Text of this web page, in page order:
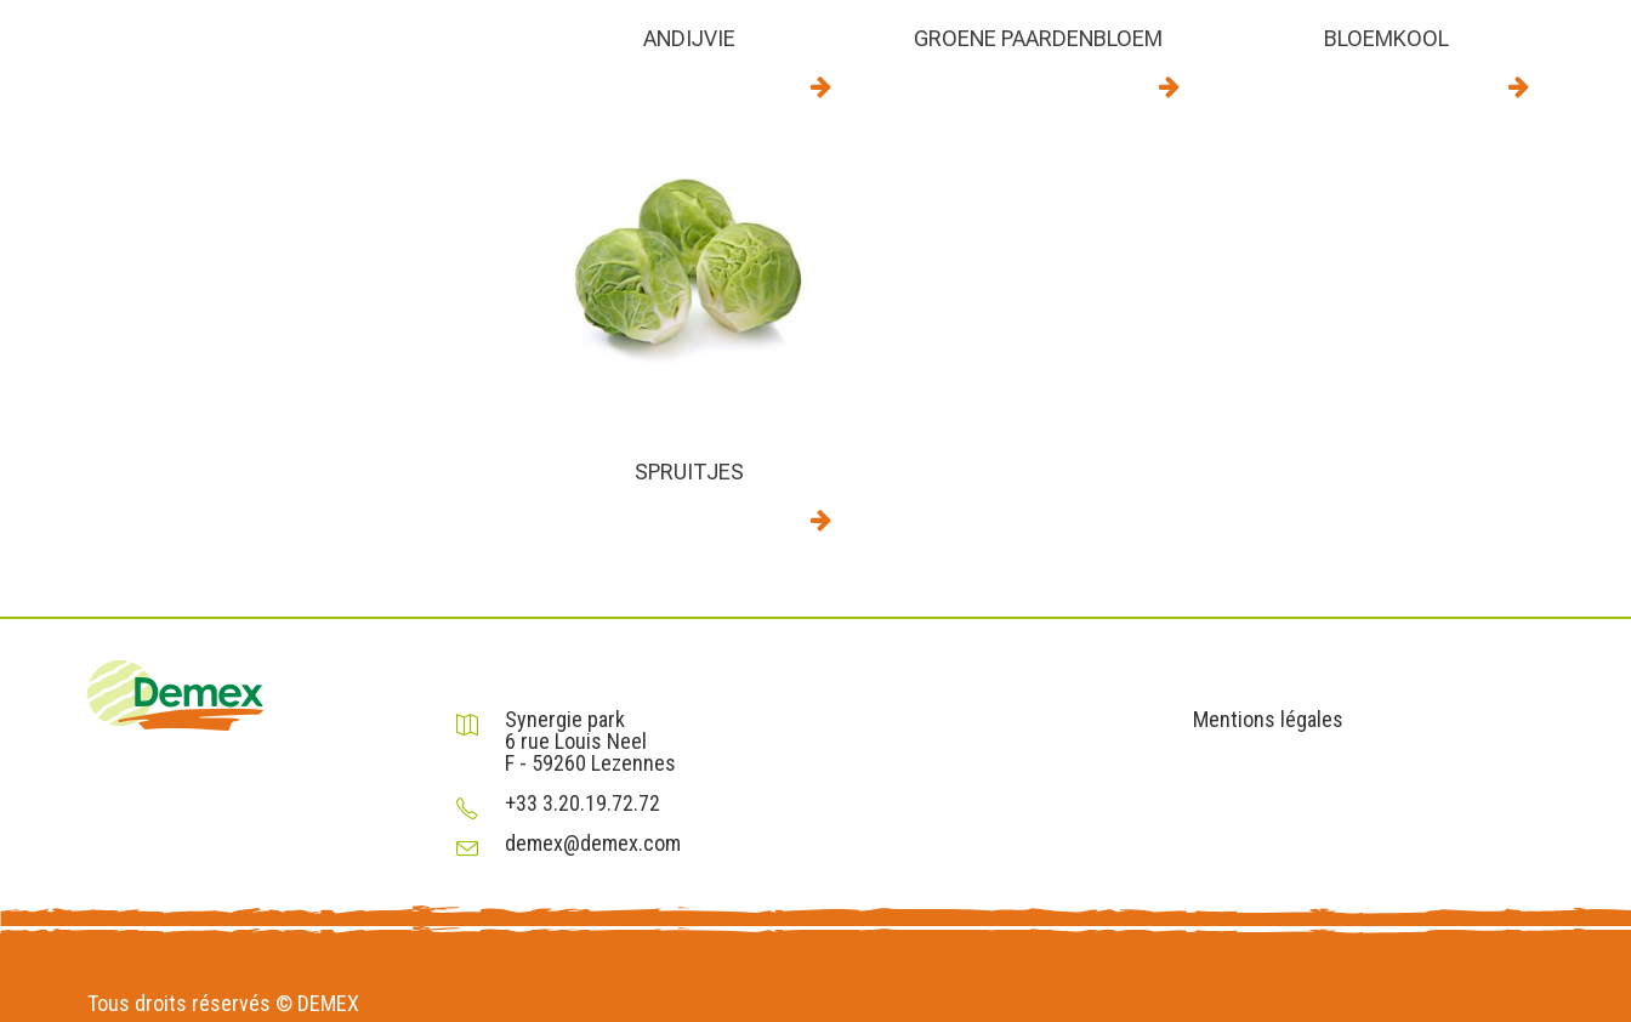
ANDIJVIE GROENE PAARDENBLOEM BLOEMKOOL
SPRUITJES
Synergie park
6 rue Louis Neel
F - 59260 Lezennes
+33 3.20.19.72.72
demex@demex.com
Mentions légales
Tous droits réservés © DEMEX